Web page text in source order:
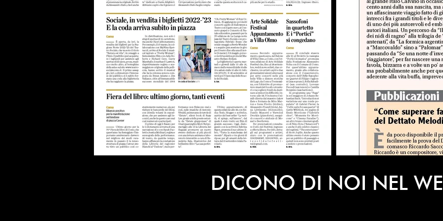
DICONO DI NOI NEL